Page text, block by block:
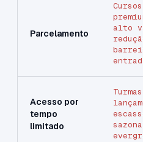
Parcelamento
Cursos
alto
Acesso por
tempo
limitado